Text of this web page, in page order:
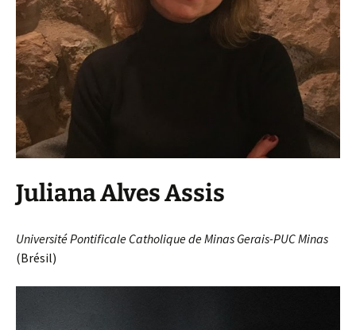
Juliana Alves Assis
Université Pontificale Catholique de Minas Gerais-PUC Minas
(Brésil)